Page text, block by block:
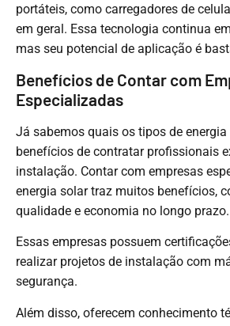
portáteis, como carregadores de
em geral. Essa tecnologia continua
mas seu potencial de aplicação é
Benefícios de Contar com
Especializadas
Já sabemos quais os tipos de energia
benefícios de contratar profissionais
instalação. Contar com empresas
energia solar traz muitos benefícios,
qualidade e economia no longo prazo.
Essas empresas possuem
realizar projetos de instalação com
segurança.
Além disso, oferecem conhecimento